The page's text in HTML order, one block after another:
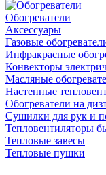
Обогреватели
Аксессуары
Газовые
Инфракрасные
Конвекторы
Масляные
Настенные
Обогреватели на
Сушилки для рук и
Тепловентиляторы
Тепловые завесы
Тепловые пушки